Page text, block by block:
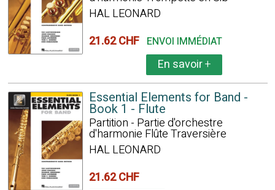
HAL LEONARD
21.62 CHF ENVOI IMMÉDIAT
En savoir+
Essential Elements for Band -
Book 1 - Flute
Partition - Partie d'orchestre
d'harmonie Flûte Traversière
HAL LEONARD
21.62 CHF